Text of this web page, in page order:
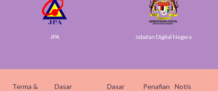
JPA Jabatan Digital Negara
Terma &
Dasar
Dasar
Penafian
Notis